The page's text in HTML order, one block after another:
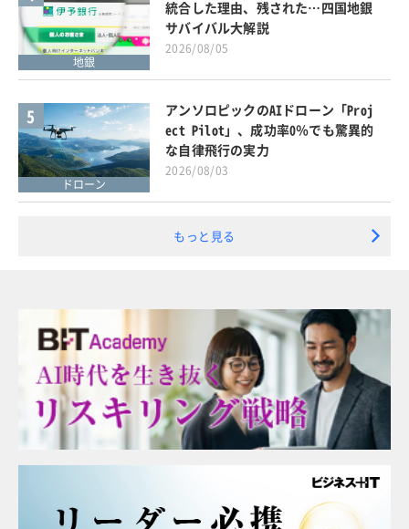
地銀
統合した理由、残された…四国地銀
サバイバル大解説
2026/08/05
5
ドローン
アンソロピックのAIドローン「Proj
ect Pilot」、成功率0％でも驚異的
な自律飛行の実力
2026/08/03
もっと見る